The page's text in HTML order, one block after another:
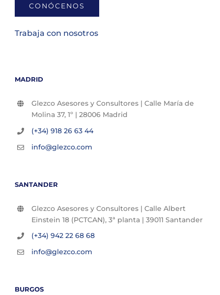
CONÓCENOS
Trabaja con nosotros
MADRID
Glezco Asesores y Consultores | Calle María de
Molina 37, 1º | 28006 Madrid
(+34) 918 26 63 44
info@glezco.com
SANTANDER
Glezco Asesores y Consultores | Calle Albert
Einstein 18 (PCTCAN), 3ª planta | 39011 Santander
(+34) 942 22 68 68
info@glezco.com
BURGOS